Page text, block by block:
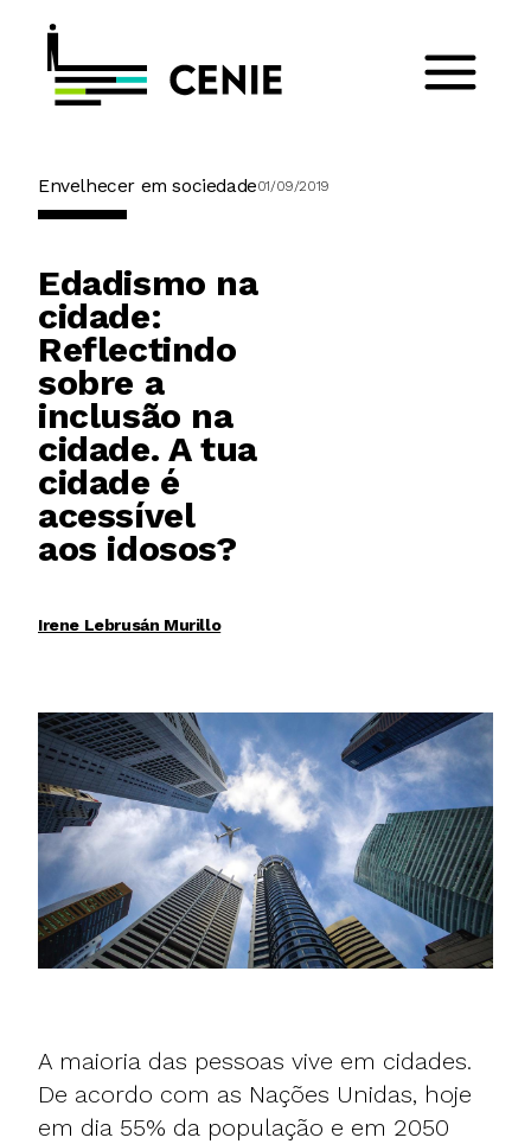
Envelhecer em sociedade01/09/2019
Edadismo na
cidade:
Reflectindo
sobre a
inclusão na
cidade. A tua
cidade é
acessível
aos idosos?
Irene Lebrusán Murillo
A maioria das pessoas vive em cidades.
De acordo com as Nações Unidas, hoje
em dia 55% da população e em 2050